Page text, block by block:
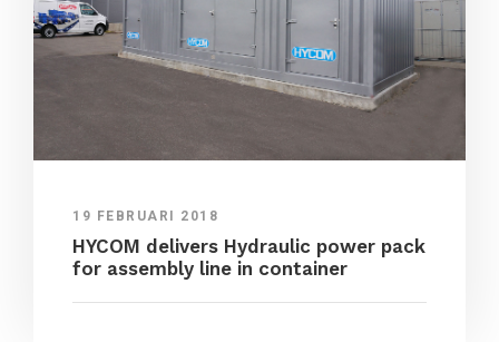
19 FEBRUARI 2018
HYCOM delivers Hydraulic power pack
for assembly line in container